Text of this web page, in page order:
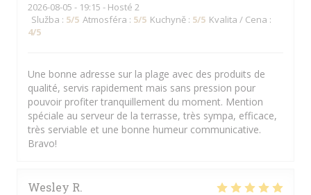
2026-08-05 - 19:15 - Hosté 2
Služba : 5/5 Atmosféra : 5/5 Kuchyně : 5/5 Kvalita / Cena :
4/5
Une bonne adresse sur la plage avec des produits de
qualité, servis rapidement mais sans pression pour
pouvoir profiter tranquillement du moment. Mention
spéciale au serveur de la terrasse, très sympa, efficace,
très serviable et une bonne humeur communicative.
Bravo!
Wesley R